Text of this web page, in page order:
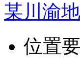
某川渝
位置